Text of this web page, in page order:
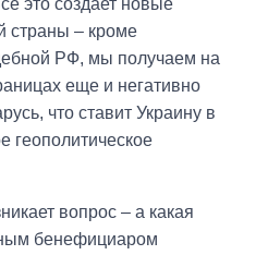
страны – кроме
РФ, мы получаем на
еще и негативно
что ставит Украину в
геополитическое
вопрос – а какая
бенефициаром